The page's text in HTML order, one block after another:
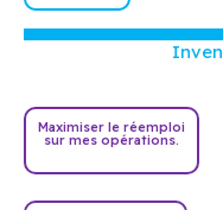
Maximiser le réemploi
sur mes opérations.